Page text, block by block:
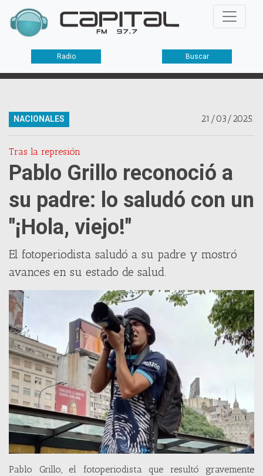
Radio Buscar
21/03/2025.
NACIONALES
Tras la represión
Pablo Grillo reconoció a
su padre: lo saludó con un
"¡Hola, viejo!"
El fotoperiodista saludó a su padre y mostró
avances en su estado de salud.
Pablo Grillo, el fotoperiodista que resultó gravemente